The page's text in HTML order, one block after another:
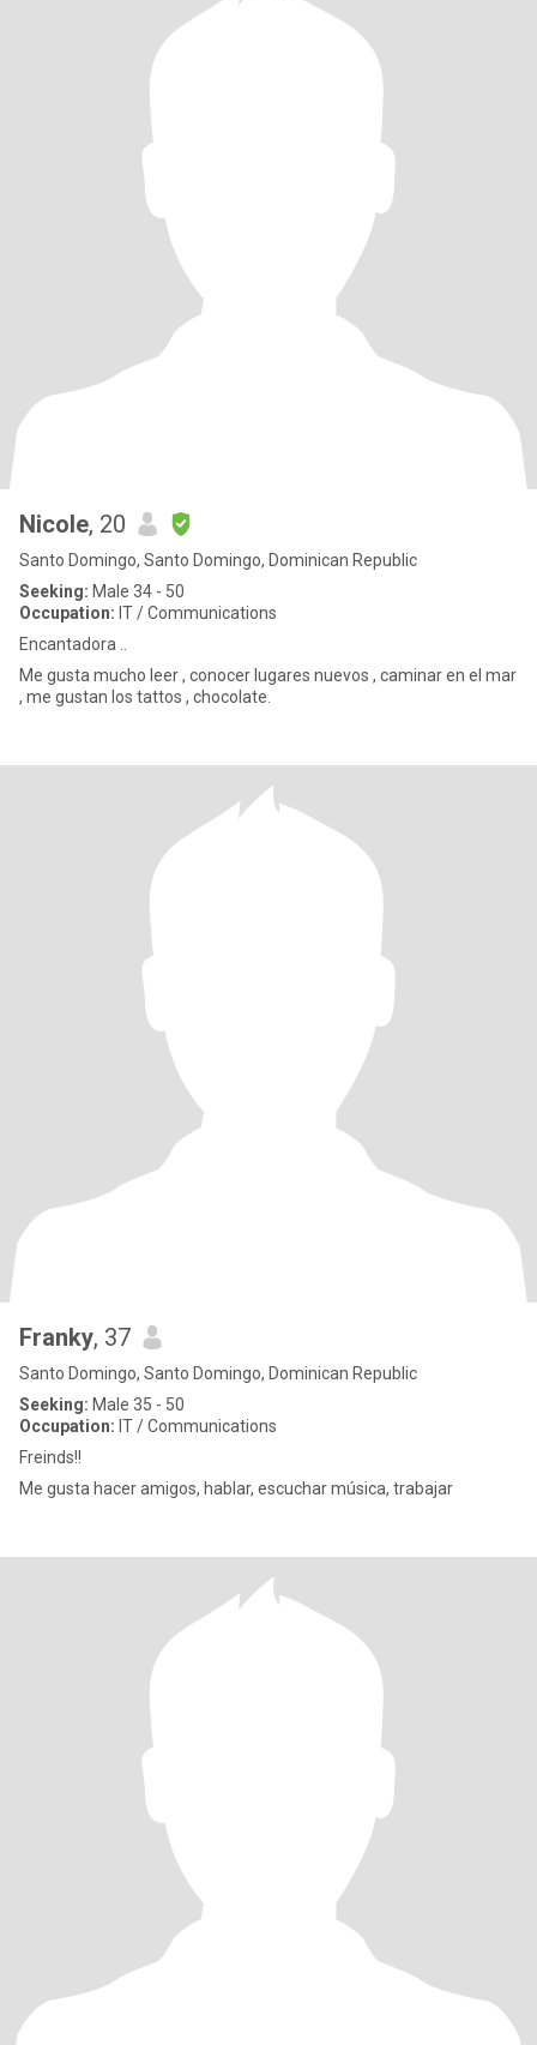
Nicole, 20
Santo Domingo, Santo Domingo, Dominican Republic
Seeking: Male 34 - 50
Occupation: IT / Communications
Encantadora ..
Me gusta mucho leer , conocer lugares nuevos , caminar en el mar
, me gustan los tattos , chocolate.
Franky, 37
Santo Domingo, Santo Domingo, Dominican Republic
Seeking: Male 35 - 50
Occupation: IT / Communications
Freinds!!
Me gusta hacer amigos, hablar, escuchar música, trabajar